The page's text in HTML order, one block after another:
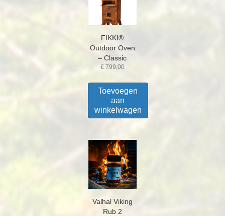
FIKKI®
Outdoor Oven
– Classic
€799,00
Toevoegen
aan
winkelwagen
Valhal Viking
Rub 2